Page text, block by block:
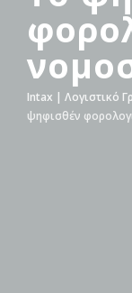
Intax | Λογιστικό
ψηφισθέν